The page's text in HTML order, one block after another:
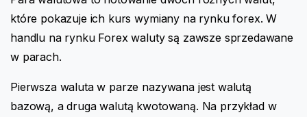
które pokazuje ich kurs wymiany na rynku forex. W
handlu na rynku Forex waluty są zawsze sprzedawane
w parach.
Pierwsza waluta w parze nazywana jest walutą
bazową, a druga walutą kwotowaną. Na przykład w